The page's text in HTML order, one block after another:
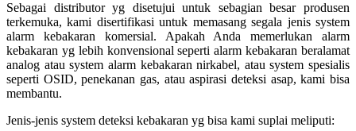
Sebagai distributor yg disetujui untuk sebagian besar produsen
terkemuka, kami disertifikasi untuk memasang segala jenis system
alarm kebakaran komersial. Apakah Anda memerlukan alarm
kebakaran yg lebih konvensional seperti alarm kebakaran beralamat
analog atau system alarm kebakaran nirkabel, atau system spesialis
seperti OSID, penekanan gas, atau aspirasi deteksi asap, kami bisa
membantu.
Jenis-jenis system deteksi kebakaran yg bisa kami suplai meliputi: